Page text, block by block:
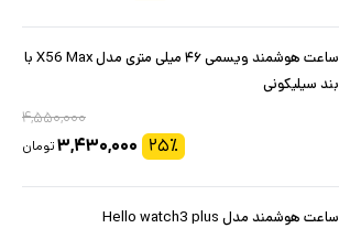
ساعت هوشمند ویسمی ۴۶ میلی متری مدل X56 Max با
بند سیلیکونی
۴,۵۵۰,۰۰۰
۲۵٪ ۳,۴۳۰,۰۰۰تومان
ساعت هوشمند مدل Hello watch3 plus